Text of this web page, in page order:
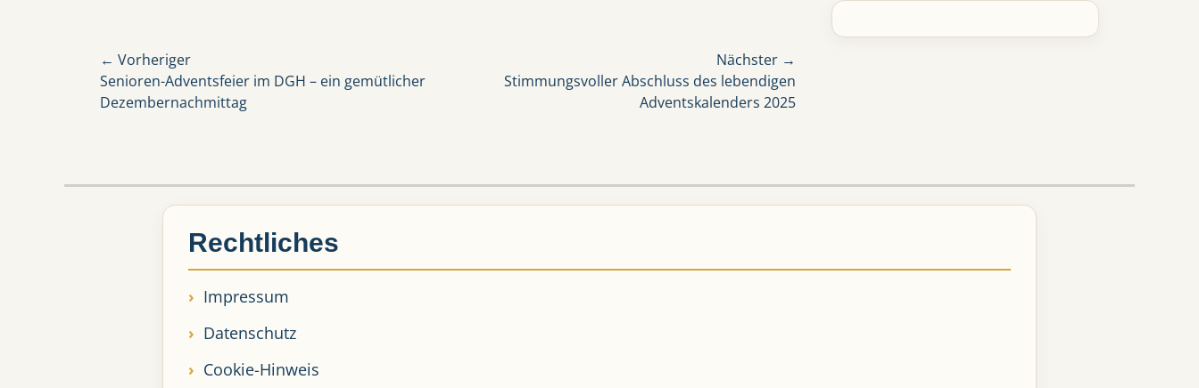
Beitragsnavigation
← Vorheriger
Vorheriger
Beitrag:
Senioren-Adventsfeier im DGH – ein gemütlicher
Dezembernachmittag
Nächster →
NächsterStimmungsvoller Abschluss des lebendigen
Adventskalenders 2025
Rechtliches
Impressum
Datenschutz
Cookie-Hinweis